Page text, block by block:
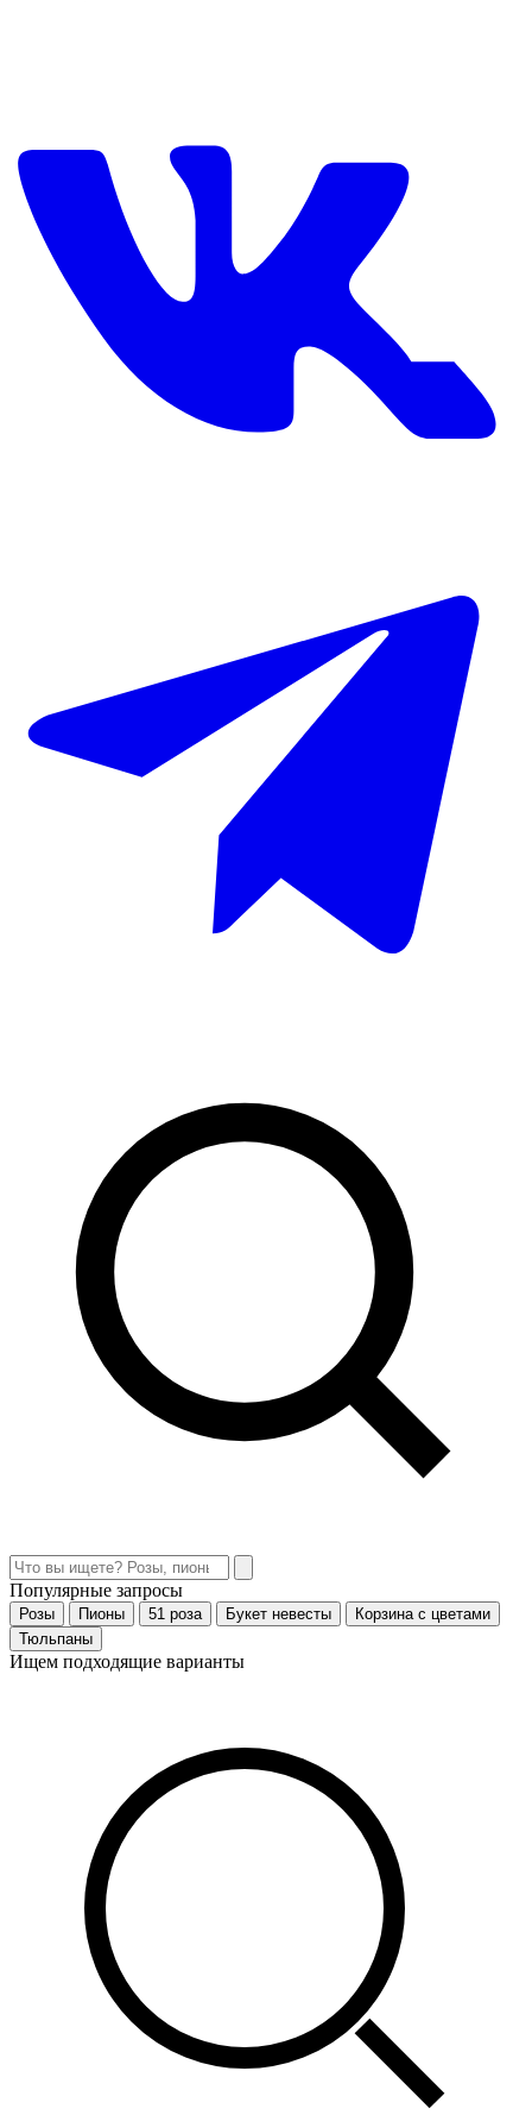
Популярные запросы
Розы Пионы 51 роза Букет невесты
Корзина с цветами
Тюльпаны
Ищем подходящие варианты